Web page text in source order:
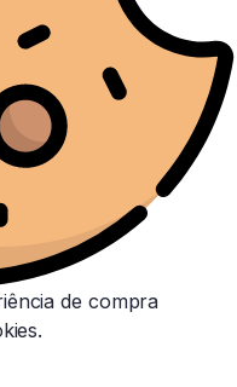
de compra